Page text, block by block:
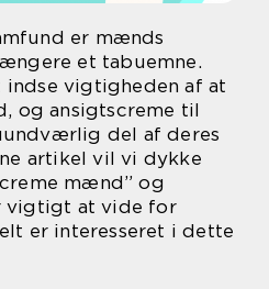
er mænds
et tabuemne.
vigtigheden af at
og ansigtscreme til
del af deres
artikel vil vi dykke
mænd” og
vigtigt at vide for
er interesseret i dette